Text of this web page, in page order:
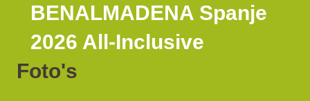
BENALMADENA Spanje
2026 All-Inclusive
Foto's